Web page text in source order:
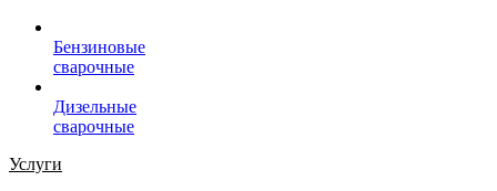
Бензиновые
сварочные
Дизельные
сварочные
Услуги